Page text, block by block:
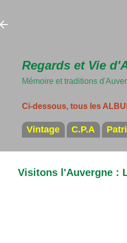
Regards et Vie
Mémoire et traditions
Ci-dessous, tous les
Vintage C.P.A
Visitons l'Auvergne :